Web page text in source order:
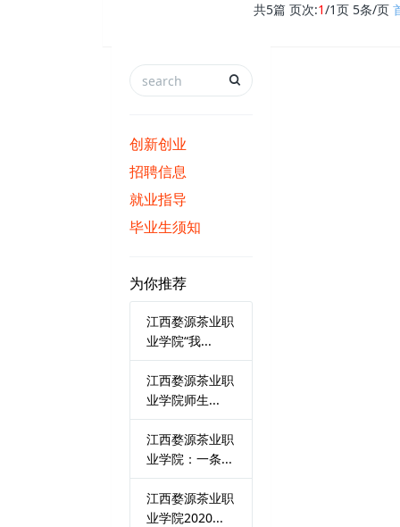
共5篇 页次:1/1页 5条/页
创新创业
招聘信息
就业指导
毕业生须知
为你推荐
江西婺源茶业职
业学院“我...
江西婺源茶业职
业学院师生...
江西婺源茶业职
业学院：一条...
江西婺源茶业职
业学院2020...